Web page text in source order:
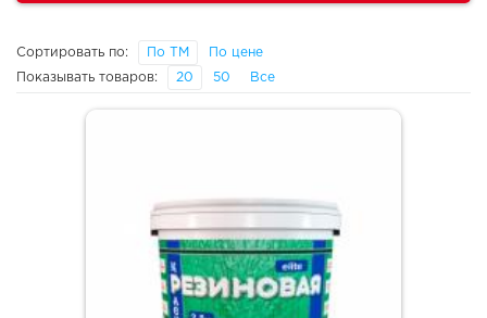
Сортировать по: По ТМ По цене
Показывать товаров: 20 50 Все